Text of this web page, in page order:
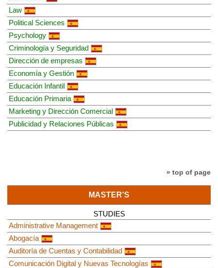
Law
Political Sciences
Psychology
Criminología y Seguridad
Dirección de empresas
Economía y Gestión
Educación Infantil
Educación Primaria
Marketing y Dirección Comercial
Publicidad y Relaciones Públicas
» top of page
MASTER'S
STUDIES
Administrative Management
Abogacía
Auditoría de Cuentas y Contabilidad
Comunicación Digital y Nuevas Tecnologías